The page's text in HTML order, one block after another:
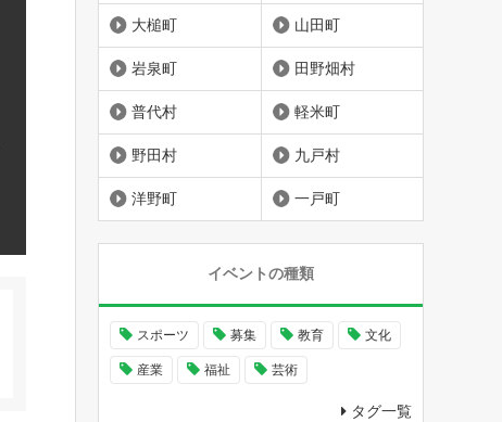
大槌町 山田町
岩泉町 田野畑村
普代村 軽米町
野田村 九戸村
洋野町 一戸町
イベントの種類
スポーツ 募集 教育 文化
産業 福祉 芸術
タグ一覧